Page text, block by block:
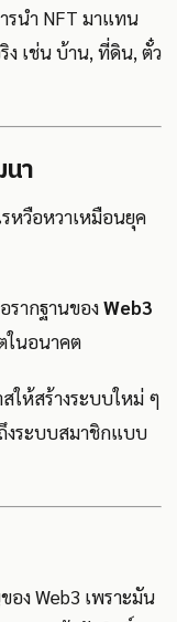
รนำ NFT มาแทน
ง เช่น บ้าน, ที่ดิน, ตั๋ว
า
หวือหวาเหมือนยุค
รากฐานของWeb3
ในอนาคต
ให้สร้างระบบใหม่ ๆ
งระบบสมาชิกแบบ
ง Web3 เพราะมัน